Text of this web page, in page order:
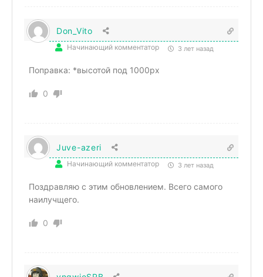
Don_Vito
Начинающий комментатор 3 лет назад
Поправка: *высотой под 1000px
0
Juve-azeri
Начинающий комментатор 3 лет назад
Поздравляю с этим обновлением. Всего самого
наилучщего.
0